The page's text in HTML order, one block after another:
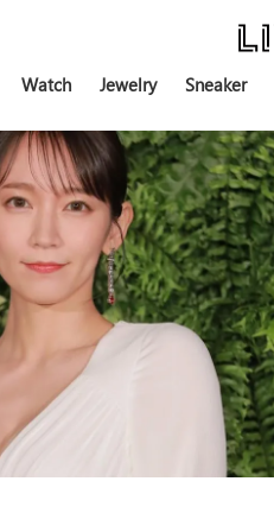
Watch Jewelry Sneaker